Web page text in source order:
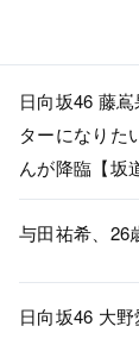
日向坂46 藤
ターになりた
んが降臨【坂
与田祐希、26
日向坂46 大